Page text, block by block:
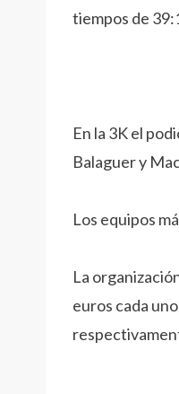
tiempos de
En la 3K el
Balaguer y
Los equipos
La
euros cada